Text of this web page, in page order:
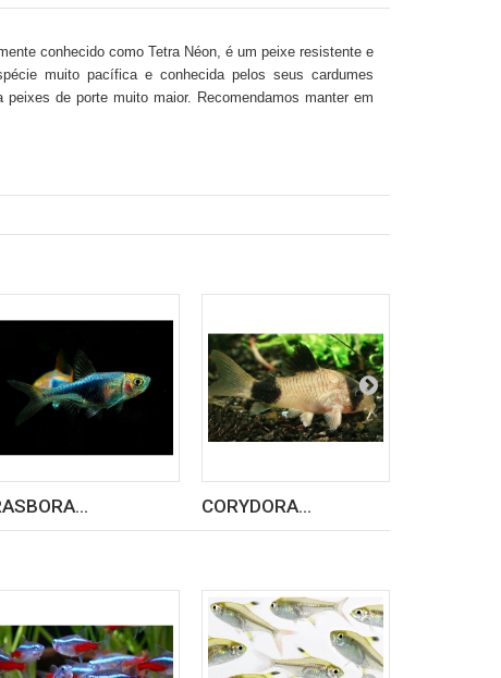
conhecido como Tetra Néon, é um peixe resistente e
muito pacífica e conhecida pelos seus cardumes
de porte muito maior. Recomendamos manter em
CORYDORA...